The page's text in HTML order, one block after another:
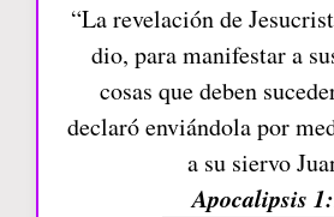
“La revelación de
dio, para manifestar a
cosas que deben
declaró enviándola por
a su siervo
Apocalipsis